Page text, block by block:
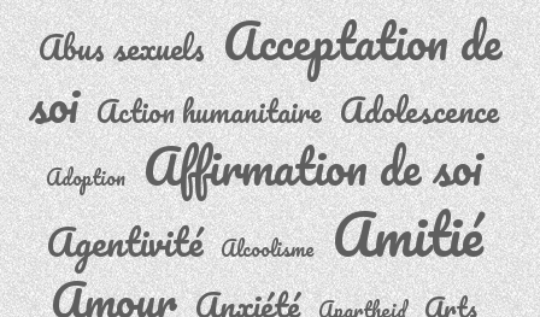
Abus sexuels Acceptation de
soi Action humanitaire Adolescence
Adoption Affirmation de soi
Agentivité Alcoolisme Amitié
Amour Anxiété Apartheid Arts